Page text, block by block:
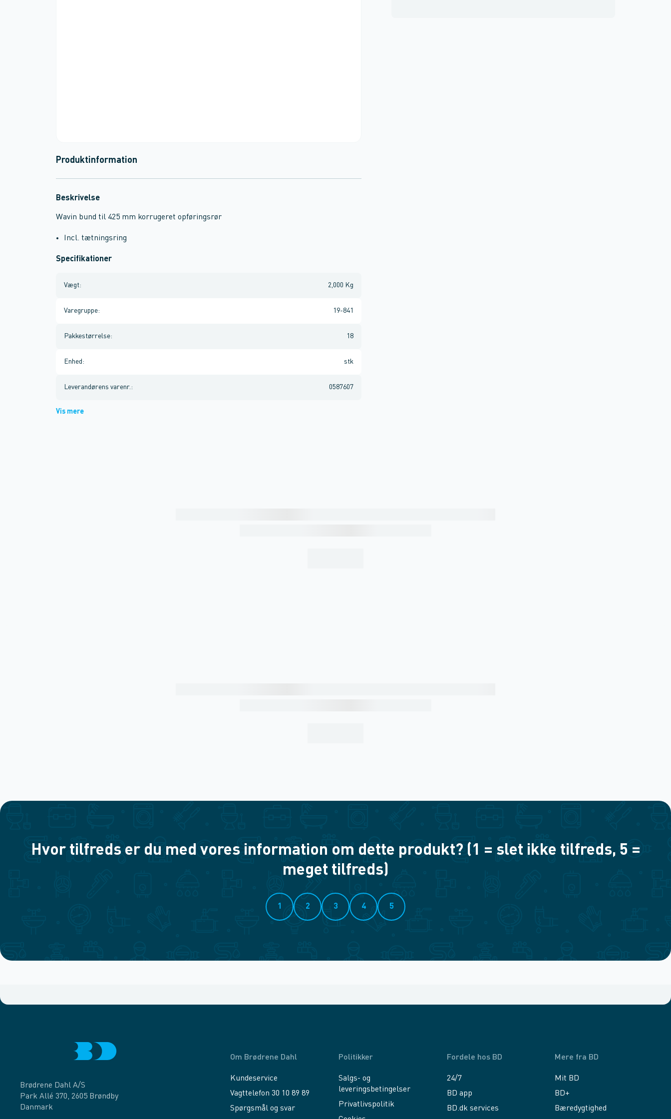
Produktinformation
Beskrivelse
Wavin bund til 425 mm korrugeret opføringsrør
Incl. tætningsring
Specifikationer
Vægt: 2,000 Kg
Varegruppe: 19-841
Pakkestørrelse: 18
Enhed : stk
Leverandørens varenr. : 0587607
Vis mere
Hvor tilfreds er du med vores information om dette produkt? (1 = slet ikke tilfreds, 5 =
meget tilfreds)
1 2 3 4 5
Brødrene Dahl A/S
Park Allé 370, 2605 Brøndby
Danmark
Om Brødrene Dahl
Kundeservice
Vagttelefon 30 10 89 89
Spørgsmål og svar
Politikker
Salgs- og
leveringsbetingelser
Privatlivspolitik
Fordele hos BD
24/7
BD app
BD.dk services
Mere fra BD
Mit BD
BD+
Bæredygtighed